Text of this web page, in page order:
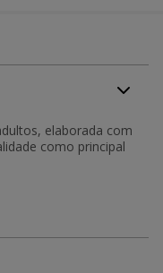
elaborada com
como principal